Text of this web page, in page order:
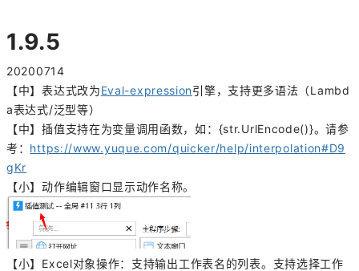
1.9.5
20200714
【中】表达式改为Eval-expression引擎，支持更多语法（Lambd
a表达式/泛型等）
【中】插值支持在为变量调用函数，如：{str.UrlEncode()}。请参
考： https://www.yuque.com/quicker/help/interpolation#D9
gKr
【小】动作编辑窗口显示动作名称。
【小】Excel对象操作：支持输出工作表名的列表。支持选择工作